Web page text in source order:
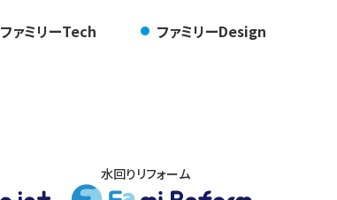
ファミリーTech ファミリーDesign
水回りリフォーム